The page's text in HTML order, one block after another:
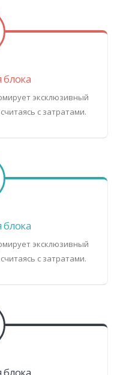
блока
эксклюзивный
с затратами.
блока
эксклюзивный
с затратами.